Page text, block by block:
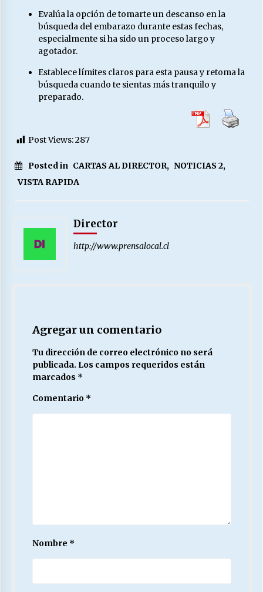
Evalúa la opción de tomarte un descanso en la
búsqueda del embarazo durante estas fechas,
especialmente si ha sido un proceso largo y
agotador.
Establece límites claros para esta pausa y retoma la
búsqueda cuando te sientas más tranquilo y
preparado.
Post Views:287
Posted in CARTAS AL DIRECTOR, NOTICIAS 2,
VISTA RAPIDA
Director
http://www.prensalocal.cl
Agregar un comentario
Tu dirección de correo electrónico no será
publicada. Los campos requeridos están
marcados *
Comentario *
Nombre *